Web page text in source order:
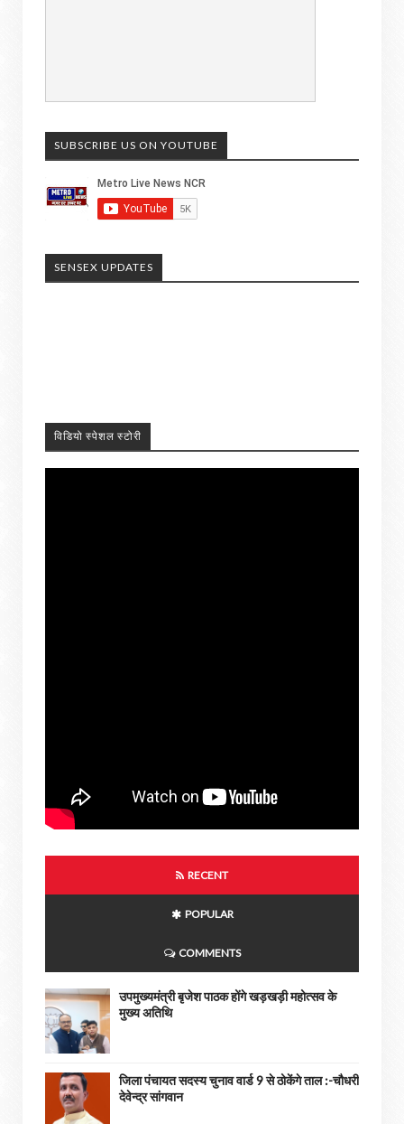
SUBSCRIBE US ON YOUTUBE
SENSEX UPDATES
विडियो स्पेशल स्टोरी
RECENT
POPULAR
COMMENTS
उपमुख्यमंत्री बृजेश पाठक होंगे खड़खड़ी महोत्सव के
मुख्य अतिथि
जिला पंचायत सदस्य चुनाव वार्ड 9 से ठोकेंगे ताल :-चौधरी
देवेन्द्र सांगवान